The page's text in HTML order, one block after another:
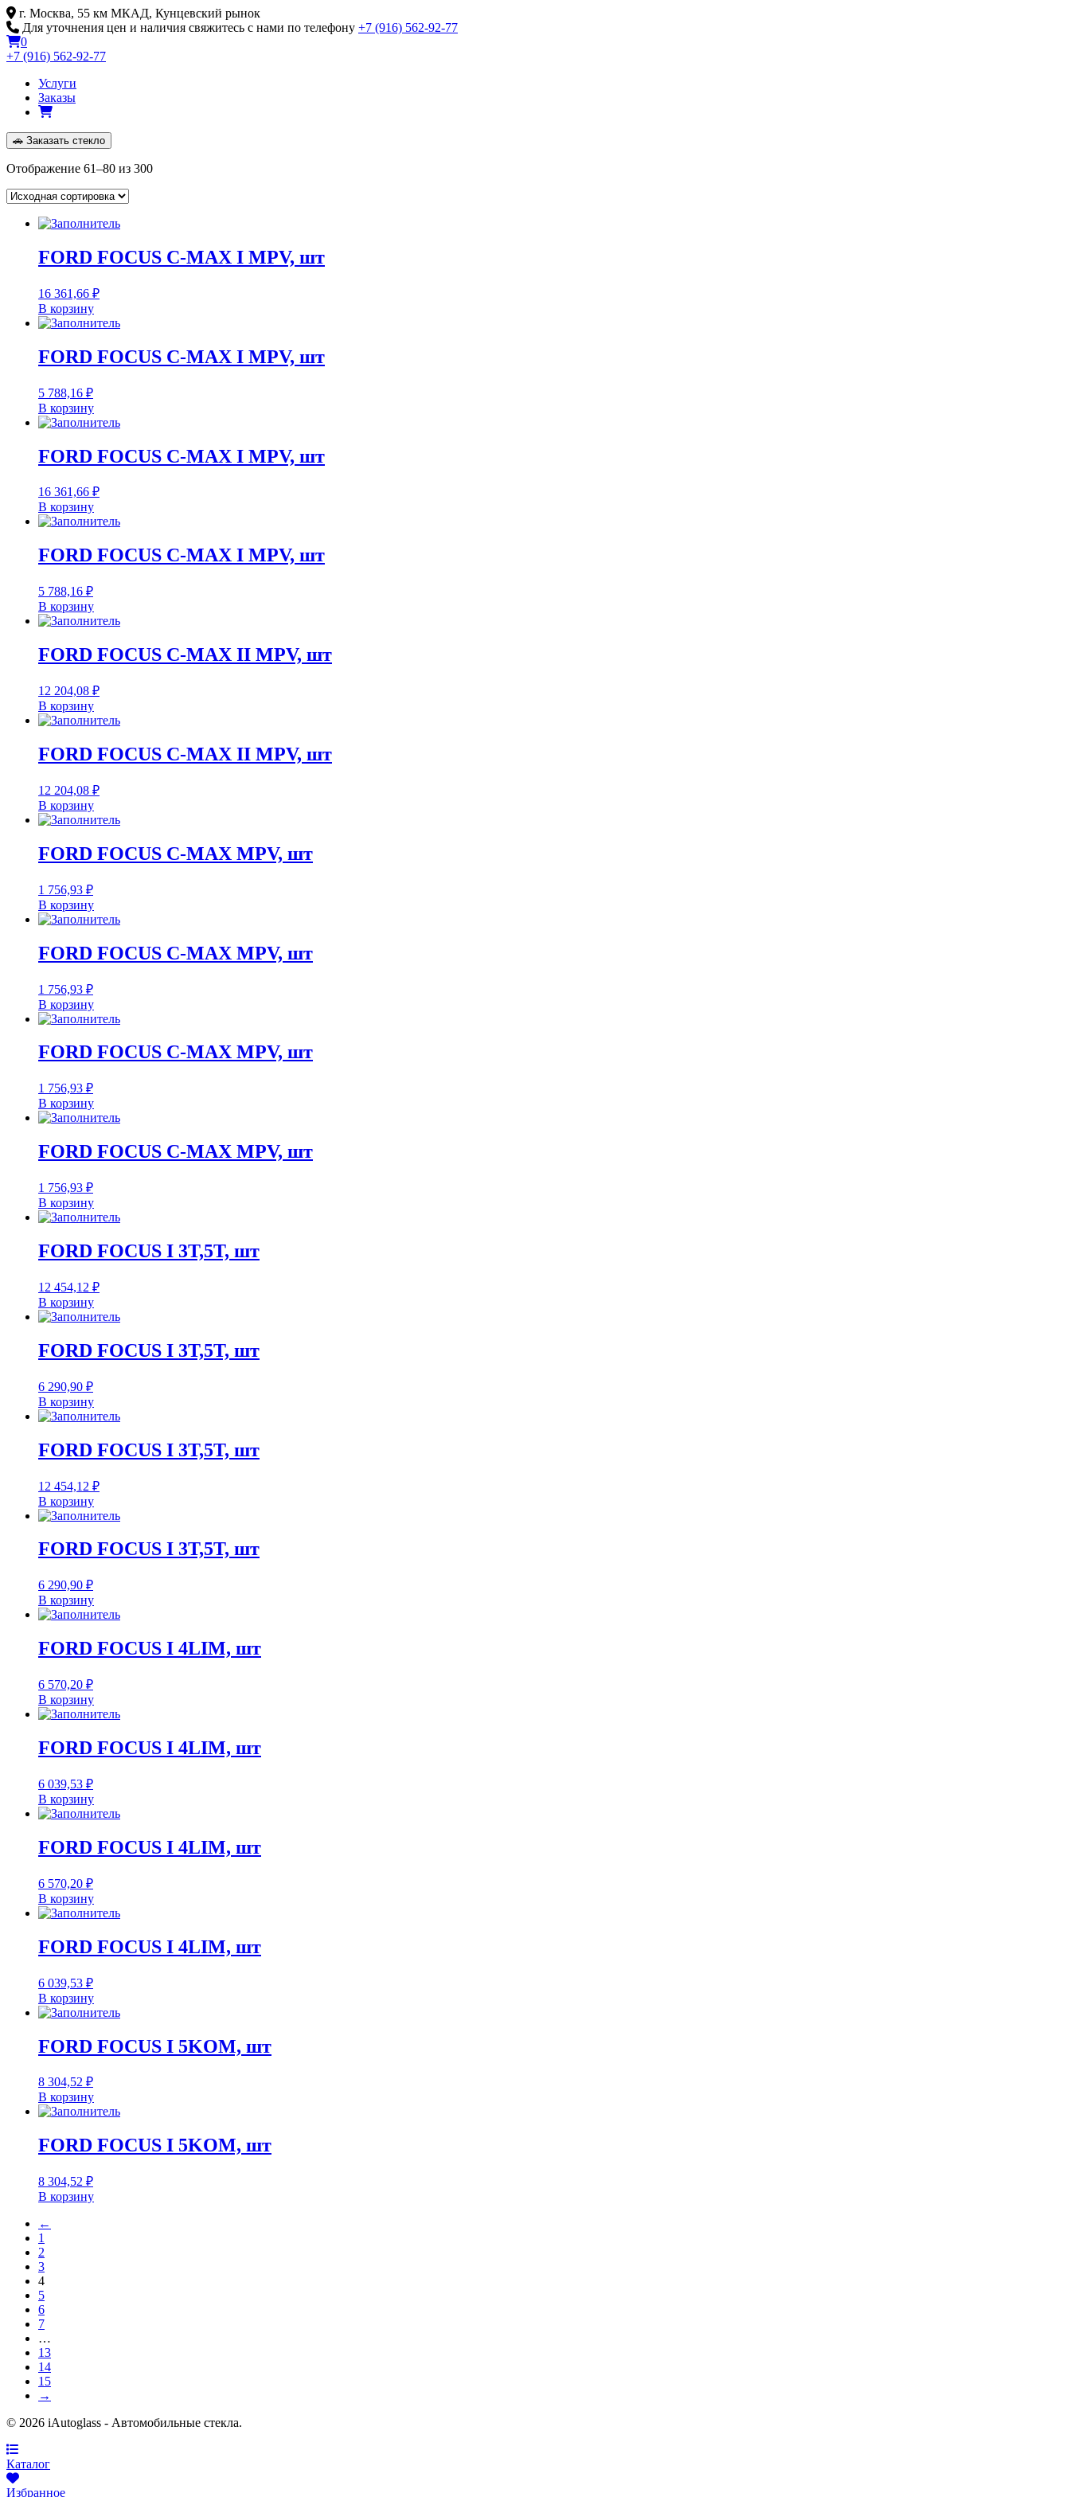
Skip
to
content
г. Москва, 55 км МКАД, Кунцевский рынок
Для уточнения цен и наличия свяжитесь с нами по телефону +7 (916) 562-92-77
0
+7 (916) 562-92-77
Услуги
Заказы
🚗 Заказать стекло
Отображение 61–80 из 300
FORD FOCUS C-MAX I MPV, шт
16 361,66 ₽
В корзину
FORD FOCUS C-MAX I MPV, шт
5 788,16 ₽
В корзину
FORD FOCUS C-MAX I MPV, шт
16 361,66 ₽
В корзину
FORD FOCUS C-MAX I MPV, шт
5 788,16 ₽
В корзину
FORD FOCUS C-MAX II MPV, шт
12 204,08 ₽
В корзину
FORD FOCUS C-MAX II MPV, шт
12 204,08 ₽
В корзину
FORD FOCUS C-MAX MPV, шт
1 756,93 ₽
В корзину
FORD FOCUS C-MAX MPV, шт
1 756,93 ₽
В корзину
FORD FOCUS C-MAX MPV, шт
1 756,93 ₽
В корзину
FORD FOCUS C-MAX MPV, шт
1 756,93 ₽
В корзину
FORD FOCUS I 3T,5T, шт
12 454,12 ₽
В корзину
FORD FOCUS I 3T,5T, шт
6 290,90 ₽
В корзину
FORD FOCUS I 3T,5T, шт
12 454,12 ₽
В корзину
FORD FOCUS I 3T,5T, шт
6 290,90 ₽
В корзину
FORD FOCUS I 4LIM, шт
6 570,20 ₽
В корзину
FORD FOCUS I 4LIM, шт
6 039,53 ₽
В корзину
FORD FOCUS I 4LIM, шт
6 570,20 ₽
В корзину
FORD FOCUS I 4LIM, шт
6 039,53 ₽
В корзину
FORD FOCUS I 5KOM, шт
8 304,52 ₽
В корзину
FORD FOCUS I 5KOM, шт
8 304,52 ₽
В корзину
←
1
2
3
4
5
6
7
…
13
14
15
→
© 2026 iAutoglass - Автомобильные стекла.
Каталог
Избранное